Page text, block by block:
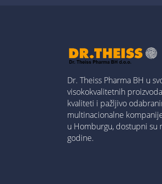
Dr. Theiss Pharma BH u
visokokvalitetnih
kvaliteti i pažljivo
multinacionalne
u Homburgu, dostupni su
godine.